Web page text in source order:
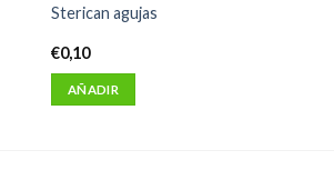
Sterican agujas
€0,10
AÑADIR